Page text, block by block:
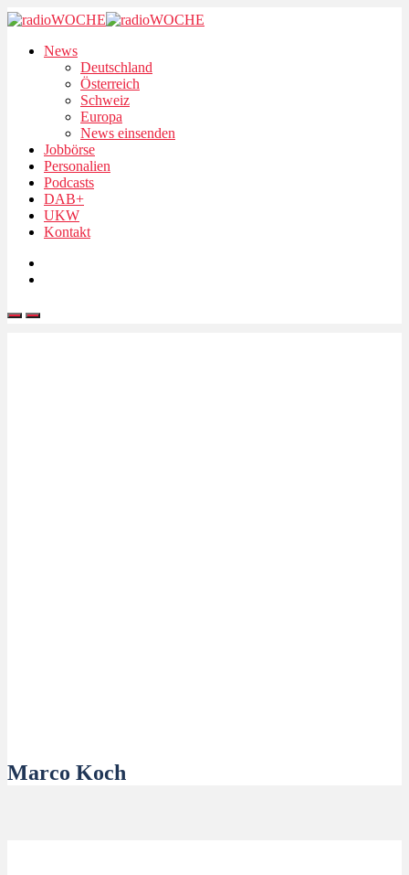
News
Deutschland
Österreich
Schweiz
Europa
News einsenden
Jobbörse
Personalien
Podcasts
DAB+
UKW
Kontakt
Marco Koch